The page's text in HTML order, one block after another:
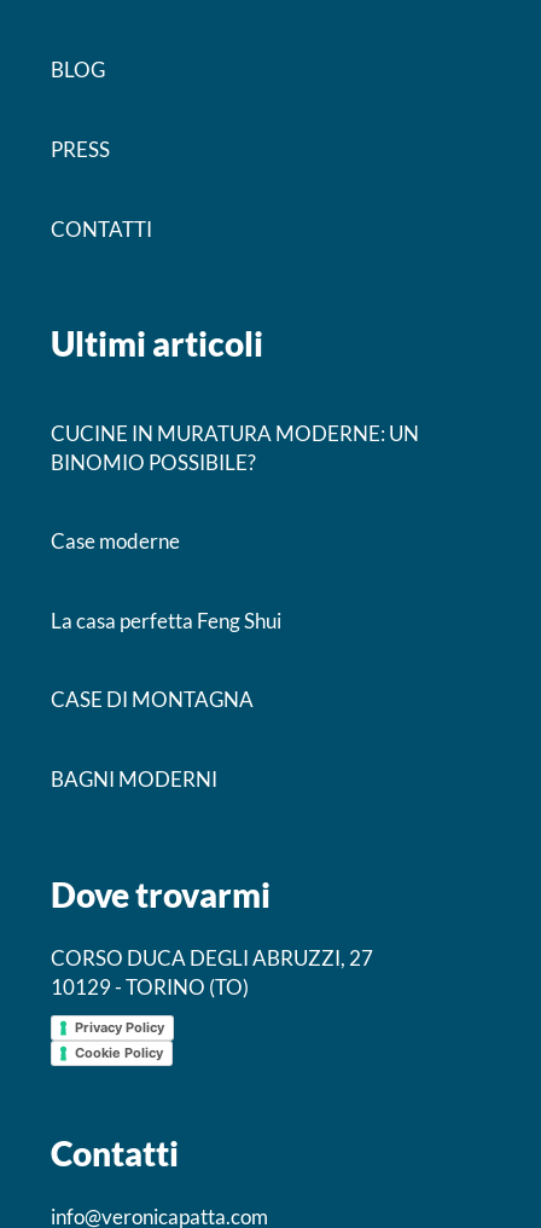
BLOG
PRESS
CONTATTI
Ultimi articoli
CUCINE IN MURATURA MODERNE: UN
BINOMIO POSSIBILE?
Case moderne
La casa perfetta Feng Shui
CASE DI MONTAGNA
BAGNI MODERNI
Dove trovarmi
CORSO DUCA DEGLI ABRUZZI, 27
10129 - TORINO (TO)
Privacy Policy
Cookie Policy
Contatti
info@veronicapatta.com